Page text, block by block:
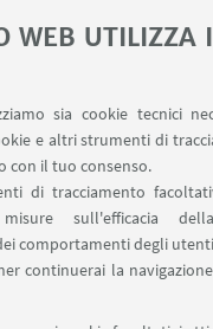
WEB UTILIZZA I
sia cookie tecnici
e altri strumenti di
con il tuo consenso.
di tracciamento
sull'efficacia
comportamenti degli
continuerai la
and develop? What
people for work
is to deliver a
policymakers
and education for
have summed up
This final report
including how
that are needed in